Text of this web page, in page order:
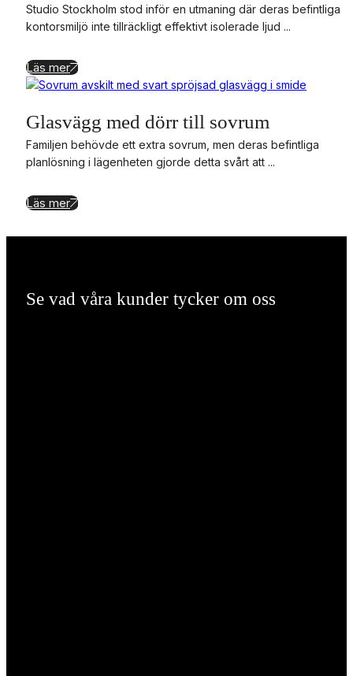
Studio Stockholm stod inför en utmaning där deras befintliga
kontorsmiljö inte tillräckligt effektivt isolerade ljud ...
Läs mer
Glasvägg med dörr till sovrum
Familjen behövde ett extra sovrum, men deras befintliga
planlösning i lägenheten gjorde detta svårt att ...
Läs mer
Se vad våra kunder tycker om oss